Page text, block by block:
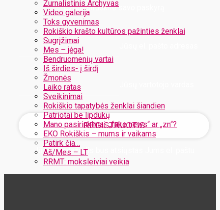
Žurnalistinis Archyvas
Video galerija
Toks gyvenimas
Rokiškio krašto kultūros pažinties ženklai
Sugrįžimai
Mes – jėga!
Bendruomenių vartai
Iš širdies- į širdį
Žmonės
Laiko ratas
Sveikinimai
Rokiškio tapatybės ženklai šiandien
Patriotai be lipdukų
Mano pasirinkimai: „fake news“ ar „zn“?
EKO Rokiškis – mums ir vaikams
Patirk čia…
Aš/Mes – LT
RRMT: moksleiviai veikia
Užregistruokite savo paskyrą
Jūsų slaptažodis bus atsiųstas Jums el. paštu